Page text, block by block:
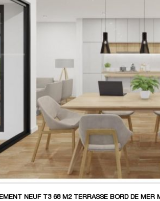
NEUF T3 68 M2 TERRASSE BORD DE MER